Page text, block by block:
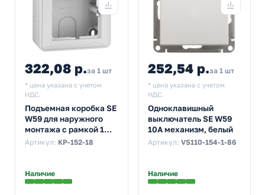
322,08 р.за 1 шт
* цена указана с учетом
НДС.
Подъемная коробка SE
W59 для наружного
монтажа с рамкой 1
поста, белый
Артикул: KP-152-18
Наличие
252,54 р.за 1 шт
* цена указана с учетом
НДС.
Одноклавишный
выключатель SE W59
10A механизм, белый
Артикул: VS110-154-1-86
Наличие